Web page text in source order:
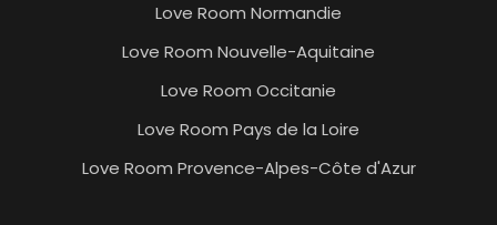
Love Room Normandie
Love Room Nouvelle-Aquitaine
Love Room Occitanie
Love Room Pays de la Loire
Love Room Provence-Alpes-Côte d'Azur